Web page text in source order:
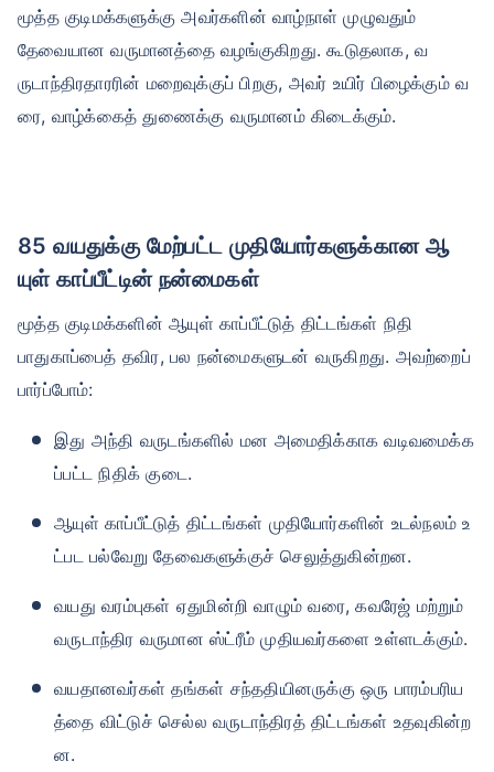
மூத்த குடிமக்களுக்கு அவர்களின் வாழ்நாள் முழுவதும்
தேவையான வருமானத்தை வழங்குகிறது. கூடுதலாக, வ
ருடாந்திரதாரரின் மறைவுக்குப் பிறகு, அவர் உயிர் பிழைக்கும் வ
ரை, வாழ்க்கைத் துணைக்கு வருமானம் கிடைக்கும்.
85 வயதுக்கு மேற்பட்ட முதியோர்களுக்கான ஆ
யுள் காப்பீட்டின் நன்மைகள்
மூத்த குடிமக்களின் ஆயுள் காப்பீட்டுத் திட்டங்கள் நிதி
பாதுகாப்பைத் தவிர, பல நன்மைகளுடன் வருகிறது. அவற்றைப்
பார்ப்போம்:
இது அந்தி வருடங்களில் மன அமைதிக்காக வடிவமைக்க
ப்பட்ட நிதிக் குடை.
ஆயுள் காப்பீட்டுத் திட்டங்கள் முதியோர்களின் உடல்நலம் உ
ட்பட பல்வேறு தேவைகளுக்குச் செலுத்துகின்றன.
வயது வரம்புகள் ஏதுமின்றி வாழும் வரை, கவரேஜ் மற்றும்
வருடாந்திர வருமான ஸ்ட்ரீம் முதியவர்களை உள்ளடக்கும்.
வயதானவர்கள் தங்கள் சந்ததியினருக்கு ஒரு பாரம்பரிய
த்தை விட்டுச் செல்ல வருடாந்திரத் திட்டங்கள் உதவுகின்ற
ன.